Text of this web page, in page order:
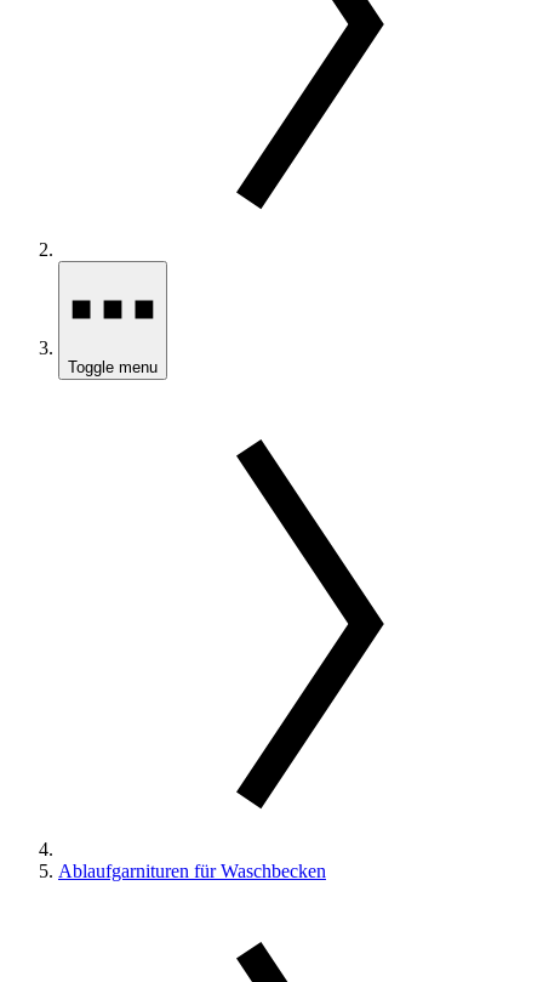
Toggle menu
Ablaufgarnituren für Waschbecken